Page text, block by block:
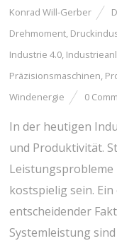
Konrad Will-Gerber
Drehmoment,
Industrie 4.0,
Präzisionsmaschinen,
Windenergie
0
In der heutigen
und Produktivität.
kostspielig sein.
entscheidender
Systemleistung